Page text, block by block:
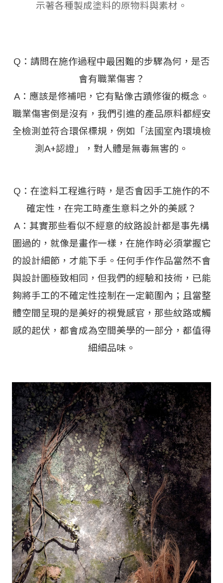
示著各種製成塗料的原物料與素材。
Q：請問在施作過程中最困難的步驟為何，是否
會有職業傷害？
A：應該是修補吧，它有點像古蹟修復的概念。
職業傷害倒是沒有，我們引進的產品原料都經安
全檢測並符合環保標規，例如「法國室內環境檢
測A+認證」，對人體是無毒無害的。
Q：在塗料工程進行時，是否會因手工施作的不
確定性，在完工時產生意料之外的美感？
A：其實那些看似不經意的紋路設計都是事先構
圖過的，就像是畫作一樣，在施作時必須掌握它
的設計細節，才能下手。任何手作作品當然不會
與設計圖極致相同，但我們的經驗和技術，已能
夠將手工的不確定性控制在一定範圍內；且當整
體空間呈現的是美好的視覺感官，那些紋路或觸
感的起伏，都會成為空間美學的一部分，都值得
細細品味。